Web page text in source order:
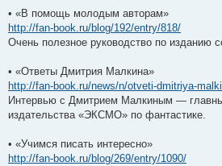
• «В помощь молодым авторам»
http://fan-book.ru/blog/192/entry/818/
Очень полезное руководство по изданию
• «Ответы Дмитрия Малкина»
http://fan-book.ru/news/n/otveti-dmitriya-
Интервью с Дмитрием Малкиным —
издательства «ЭКСМО» по фантастике.
• «Учимся писать интересно»
http://fan-book.ru/blog/269/entry/1090/